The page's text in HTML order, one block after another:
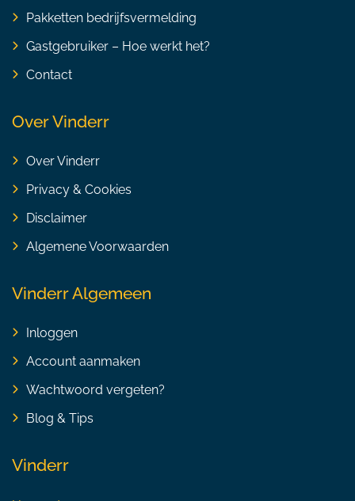
Pakketten bedrijfsvermelding
Gastgebruiker – Hoe werkt het?
Contact
Over Vinderr
Over Vinderr
Privacy & Cookies
Disclaimer
Algemene Voorwaarden
Vinderr Algemeen
Inloggen
Account aanmaken
Wachtwoord vergeten?
Blog & Tips
Vinderr